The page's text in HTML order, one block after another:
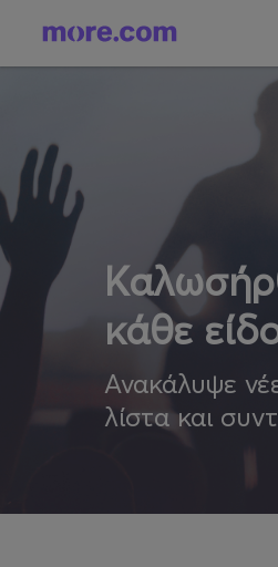
κάθε
Ανακάλυψε
λίστα και